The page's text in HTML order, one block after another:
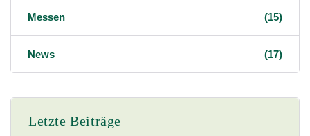
Messen (15)
News (17)
Letzte Beiträge